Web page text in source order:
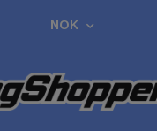
NOK